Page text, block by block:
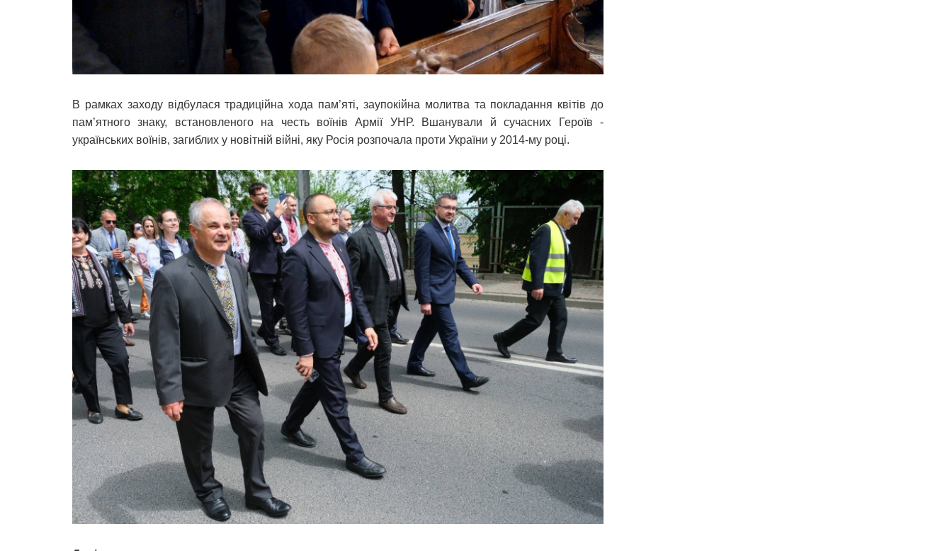
В рамках заходу відбулася традиційна хода пам’яті, заупокійна молитва та покладання квітів до
пам’ятного знаку, встановленого на честь воїнів Армії УНР. Вшанували й сучасних Героїв -
українських воїнів, загиблих у новітній війні, яку Росія розпочала проти України у 2014-му році.